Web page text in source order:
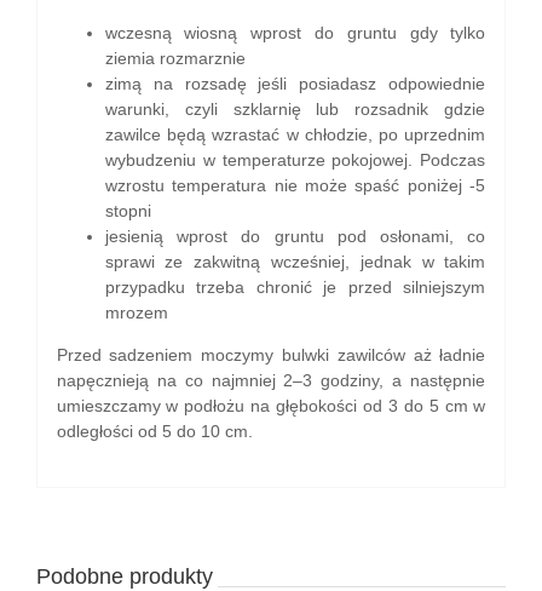
wczesną wiosną wprost do gruntu gdy tylko
ziemia rozmarznie
zimą na rozsadę jeśli posiadasz odpowiednie
warunki, czyli szklarnię lub rozsadnik gdzie
zawilce będą wzrastać w chłodzie, po uprzednim
wybudzeniu w temperaturze pokojowej. Podczas
wzrostu temperatura nie może spaść poniżej -5
stopni
jesienią wprost do gruntu pod osłonami, co
sprawi ze zakwitną wcześniej, jednak w takim
przypadku trzeba chronić je przed silniejszym
mrozem
Przed sadzeniem moczymy bulwki zawilców aż ładnie
napęcznieją na co najmniej 2–3 godziny, a następnie
umieszczamy w podłożu na głębokości od 3 do 5 cm w
odległości od 5 do 10 cm.
Podobne produkty